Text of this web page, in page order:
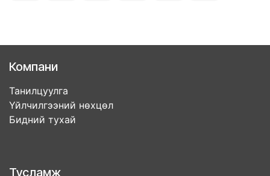
Компани
Танилцуулга
Үйлчилгээний нөхцөл
Бидний тухай
Тусламж